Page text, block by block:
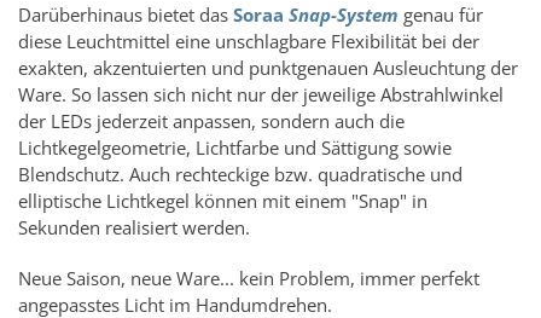
Darüberhinaus bietet das Soraa Snap-System genau für
diese Leuchtmittel eine unschlagbare Flexibilität bei der
exakten, akzentuierten und punktgenauen Ausleuchtung der
Ware. So lassen sich nicht nur der jeweilige Abstrahlwinkel
der LEDs jederzeit anpassen, sondern auch die
Lichtkegelgeometrie, Lichtfarbe und Sättigung sowie
Blendschutz. Auch rechteckige bzw. quadratische und
elliptische Lichtkegel können mit einem "Snap" in
Sekunden realisiert werden.
Neue Saison, neue Ware... kein Problem, immer perfekt
angepasstes Licht im Handumdrehen.